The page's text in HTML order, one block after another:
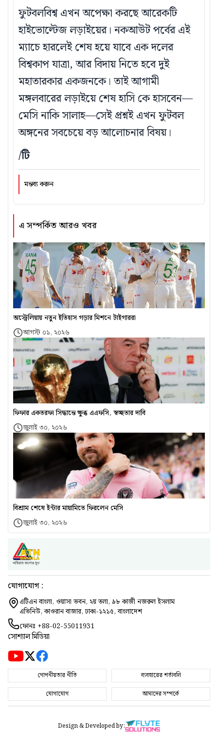
এ সম্পর্কিত আরও খবর
অস্ট্রেলিয়ায় নতুন ইতিহাস গড়ার মিশনে টাইগাররা
আগস্ট ০১, ২০২৬
ফিফার একতরফা সিদ্ধান্তে ক্ষুব্ধ এএফসি, স্বচ্ছতার দাবি
জুলাই ৩০, ২০২৬
বিশ্রাম শেষে ইন্টার মায়ামিতে ফিরলেন মেসি
জুলাই ৩০, ২০২৬
ফুটবলবিশ্ব এখন অপেক্ষা করছে আরেকটি
হাইভোল্টেজ লড়াইয়ের। নকআউট পর্বের এই
ম্যাচে হারলেই শেষ হয়ে যাবে এক দলের
বিশ্বকাপ যাত্রা, আর বিদায় নিতে হবে দুই
মহাতারকার একজনকে। তাই আগামী
মঙ্গলবারের লড়াইয়ে শেষ হাসি কে হাসবেন—
মেসি নাকি সালাহ—সেই প্রশ্নই এখন ফুটবল
অঙ্গনের সবচেয়ে বড় আলোচনার বিষয়।
/টি
মন্তব্য করুন
যোগাযোগ :
এটিএন বাংলা, ওয়াসা ভবন, ২য় তলা, ৯৮ কাজী নজরুল ইসলাম
এভিনিউ, কাওরান বাজার, ঢাকা-১২১৫, বাংলাদেশ
ফোনঃ +88-02-55011931
সোশ্যাল মিডিয়া
গোপনীয়তার নীতি
ব্যবহারের শর্তাবলি
যোগাযোগ
আমাদের সম্পর্কে
Design & Developed by: